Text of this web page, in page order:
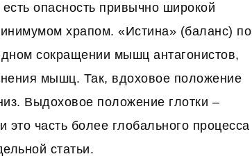
опасность привычно широкой
храпом. «Истина» (баланс) по
сокращении мышц антагонистов,
мышц. Так, вдоховое положение
Выдоховое положение глотки –
это часть более глобального процесса
статьи.